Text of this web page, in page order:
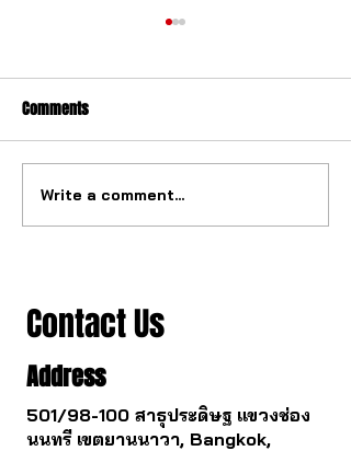
The ultimate tourbillon
mechanism from China.
Comments
Write a comment...
Contact Us
Address
501/98-100 สาธุประดิษฐ แขวงช่อง
นนทรี เขตยานนาวา, Bangkok,